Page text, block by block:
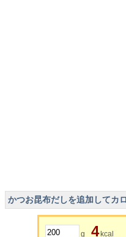
かつお昆布だしを追加してカ
g 4 kcal